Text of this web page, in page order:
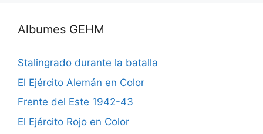
Albumes GEHM
Stalingrado durante la batalla
El Ejército Alemán en Color
Frente del Este 1942-43
El Ejército Rojo en Color